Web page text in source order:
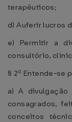
terapêuticos;
d) Auferir lucros
e) Permitir a
consultório,
§ 2º Entende-se
a) A
consagrados,
conceitos